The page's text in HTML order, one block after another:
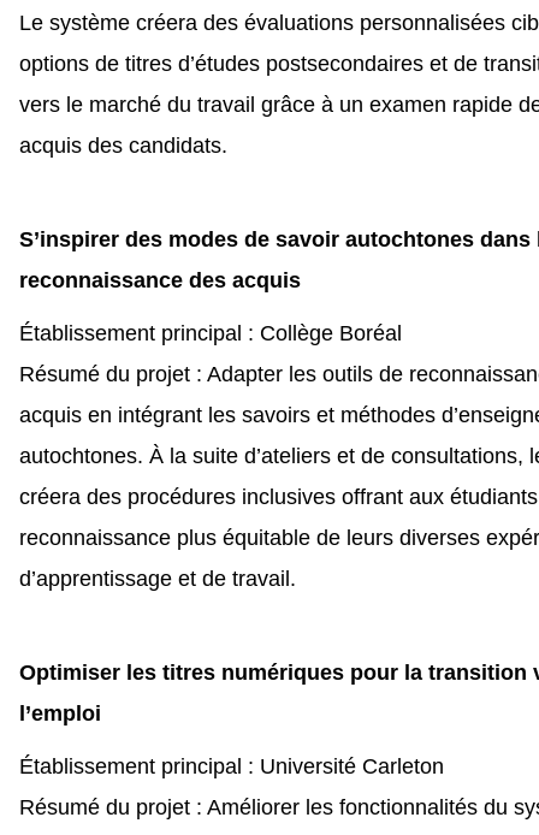
Le système créera des évaluations personnalisées
options de titres d’études postsecondaires et de
vers le marché du travail grâce à un examen rapide
acquis des candidats.
S’inspirer des modes de savoir autochtones dans
reconnaissance des acquis
Établissement principal : Collège Boréal
Résumé du projet : Adapter les outils de
acquis en intégrant les savoirs et méthodes
autochtones. À la suite d’ateliers et de consultations,
créera des procédures inclusives offrant aux
reconnaissance plus équitable de leurs diverses
d’apprentissage et de travail.
Optimiser les titres numériques pour la transition
l’emploi
Établissement principal : Université Carleton
Résumé du projet : Améliorer les fonctionnalités du